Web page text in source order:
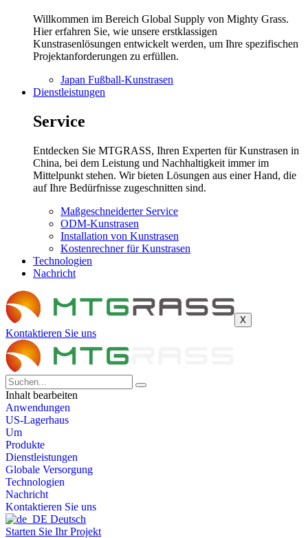
Willkommen im Bereich Global Supply von Mighty Grass.
Hier erfahren Sie, wie unsere erstklassigen
Kunstrasenlösungen entwickelt werden, um Ihre spezifischen
Projektanforderungen zu erfüllen.
Japan Fußball-Kunstrasen
Dienstleistungen
Service
Entdecken Sie MTGRASS, Ihren Experten für Kunstrasen in
China, bei dem Leistung und Nachhaltigkeit immer im
Mittelpunkt stehen. Wir bieten Lösungen aus einer Hand, die
auf Ihre Bedürfnisse zugeschnitten sind.
Maßgeschneiderter Service
ODM-Kunstrasen
Installation von Kunstrasen
Kostenrechner für Kunstrasen
Technologien
Nachricht
X
Kontaktieren Sie uns
Inhalt bearbeiten
Anwendungen
US-Lagerhaus
Um
Produkte
Dienstleistungen
Globale Versorgung
Technologien
Nachricht
Kontaktieren Sie uns
Deutsch
Starten Sie Ihr Projekt